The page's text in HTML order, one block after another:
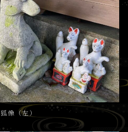
狐像（左）